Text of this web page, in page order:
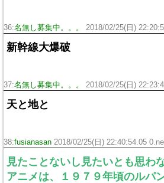
36:名無し募集中。。。 2018/02/25(日)
新幹線大爆破
37:名無し募集中。。。 2018/02/25(日)
天と地と
38:fusianasan 2018/02/25(日) 22:40:54.05
見たことないし見たいとも思わ
アニメは、１９７９年頃のルパ